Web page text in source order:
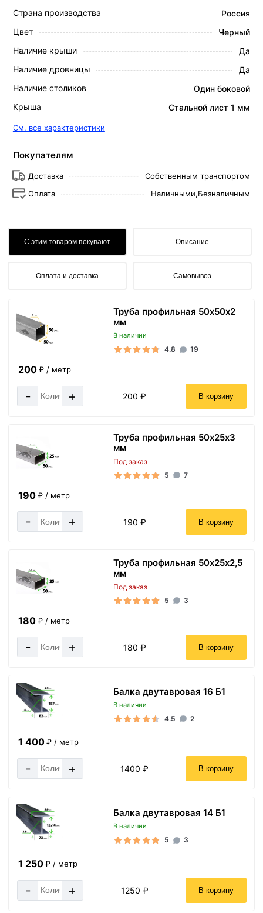
Страна производства
Россия
Цвет
Черный
Наличие крыши
Да
Наличие дровницы
Да
Наличие столиков
Один боковой
Крыша
Стальной лист 1 мм
См. все характеристики
Покупателям
Доставка
Собственным транспортом
Оплата
Наличными,Безналичным
С этим товаром покупают Описание
Оплата и доставка Самовывоз
Труба профильная 50х50х2
мм
В наличии
4.8 19
200₽ / метр
- + 200 ₽ В корзину
Труба профильная 50х25х3
мм
Под заказ
5
7
190₽ / метр
- + 190 ₽ В корзину
Труба профильная 50х25х2,5
мм
Под заказ
5
3
180₽ / метр
- + 180 ₽ В корзину
Балка двутавровая 16 Б1
В наличии
4.5 2
1 400₽ / метр
- + 1400 ₽ В корзину
Балка двутавровая 14 Б1
В наличии
5 3
1 250₽ / метр
- + 1250 ₽ В корзину